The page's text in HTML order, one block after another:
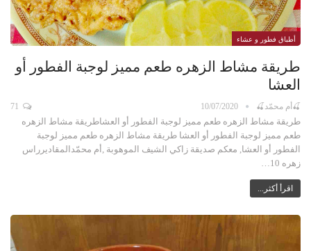
أطباق فطور و عشاء
طريقة مشاط الزهره طعم مميز لوجبة الفطور أو
العشا
🍒أم محمّد🍒 10/07/2020
طريقة مشاط الزهره طعم مميز لوجبة الفطور أو العشاطريقة مشاط الزهره
طعم مميز لوجبة الفطور أو العشا طريقة مشاط الزهره طعم مميز لوجبة
الفطور أو العشا, معكم صديقة زاكي الشيف الموهوبة ,أم محمّدالمقاديرراس
زهره 10…
اقرأ أكثر...